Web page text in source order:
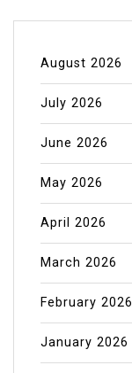
August 2026
July 2026
June 2026
May 2026
April 2026
March 2026
February 2026
January 2026